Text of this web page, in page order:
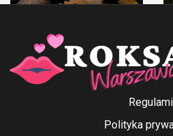
Anna Ford
Polityka